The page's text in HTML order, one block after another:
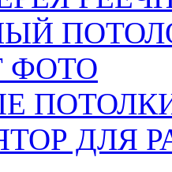
ФОТО
ДЛЯ